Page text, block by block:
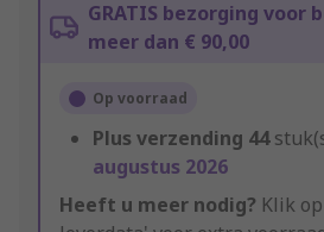
GRATIS bezorging voor
meer dan € 90,00
Op voorraad
Plus verzending 44
augustus 2026
Heeft u meer nodig? Klik